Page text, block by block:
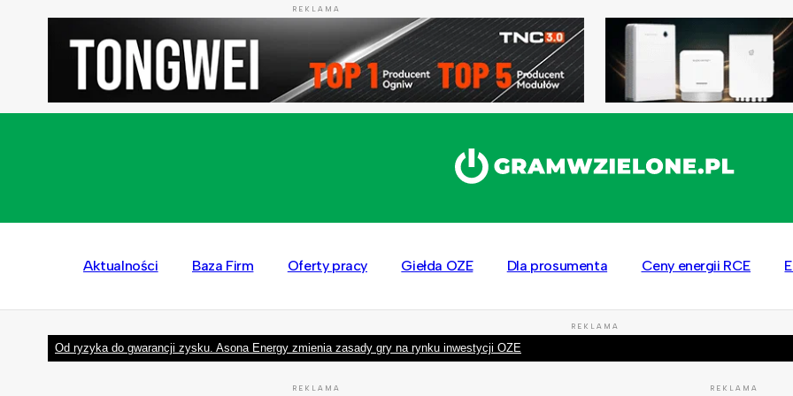
REKLAMA
Aktualności Baza Firm Oferty pracy Giełda OZE Dla prosumenta Ceny energii RCE
REKLAMA
Od ryzyka do gwarancji zysku. Asona Energy zmienia zasady gry na rynku inwestycji OZE
REKLAMA REKLAMA